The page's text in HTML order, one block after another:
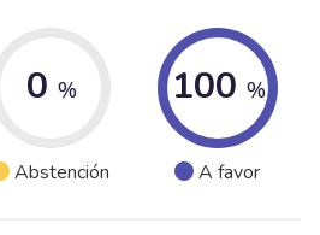
0 %
Abstención
100 %
A favor